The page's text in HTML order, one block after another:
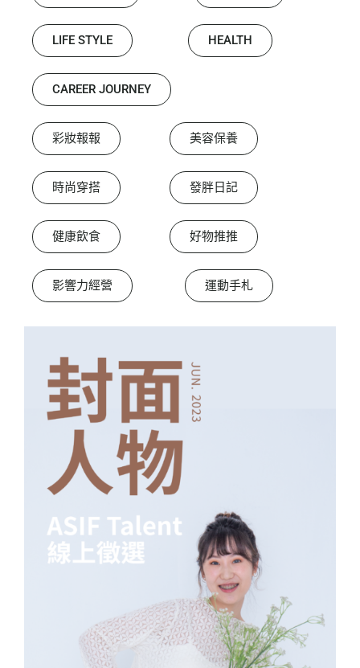
LIFE STYLE HEALTH
CAREER JOURNEY
彩妝報報 美容保養
時尚穿搭 發胖日記
健康飲食 好物推推
影響力經營 運動手札